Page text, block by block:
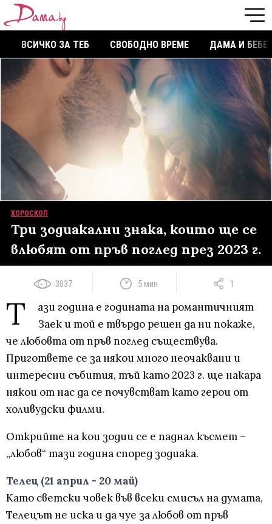
ВСИЧКО ЗА ТЕБ СВОБОДНО ВРЕМЕ ДАМА И БЕБЕ
ХОРОСКОП
Три зодиакални знака, които ще се
влюбят от пръв поглед през 2023 г.
3037 5 мин 1
Т
ази година е годината на романтичният
Заек и той е твърдо решен да ни покаже,
че любовта от пръв поглед съществува.
Пригответе се за някои много неочаквани и
интересни събития, тъй като 2023 г. ще накара
някои от нас да се почувстват като герои от
холивудски филми.
Открийте на кои зодии се е паднал късмет –
„любов“ тази година според зодиака.
Телец (21 април - 20 май)
Като светски човек във всеки смисъл на думата,
Телецът не иска и да чуе за любов от пръв